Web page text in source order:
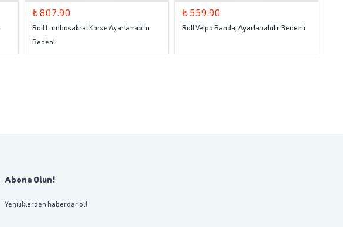
₺ 807.90
Roll Lumbosakral Korse Ayarlanabilir
Bedenli
₺ 559.90
Roll Velpo Bandaj Ayarlanabilir Bedenli
Abone Olun!
Yeniliklerden haberdar ol!